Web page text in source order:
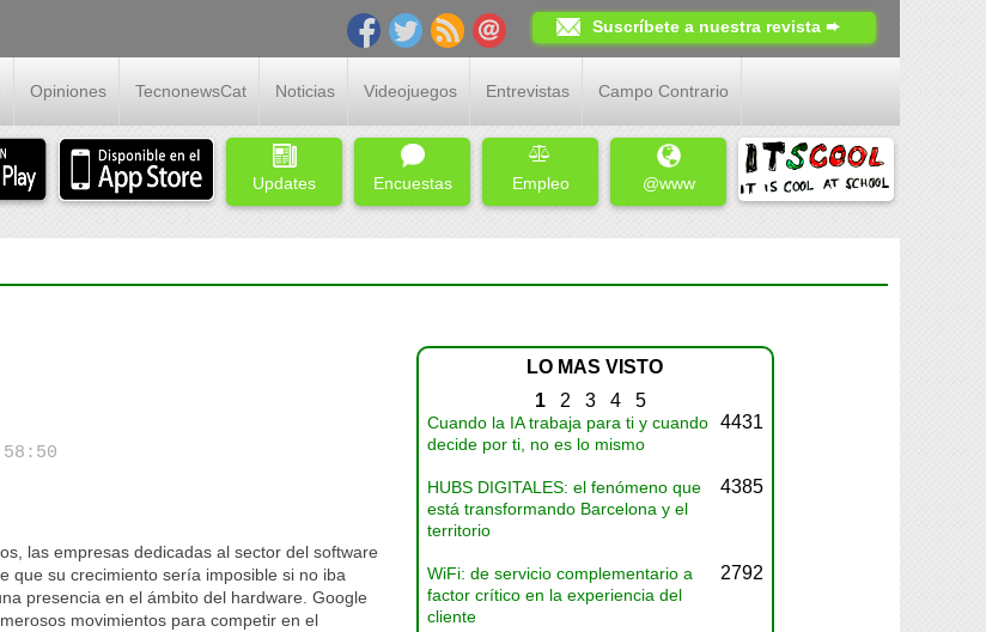
Suscríbete a nuestra revista ➨
Opiniones TecnonewsCat Noticias Videojuegos Entrevistas Campo Contrario
Updates Encuestas Empleo @www
las empresas dedicadas al sector del software
que su crecimiento sería imposible si no iba
presencia en el ámbito del hardware. Google
movimientos para competir en el
LO MAS VISTO
1 2 3 4 5
Cuando la IA trabaja para ti y cuando
decide por ti, no es lo mismo
4431
HUBS DIGITALES: el fenómeno que
está transformando Barcelona y el
territorio
4385
WiFi: de servicio complementario a
factor crítico en la experiencia del
cliente
2792